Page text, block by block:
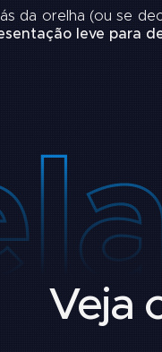
da orelha (ou se
leve para
Veja